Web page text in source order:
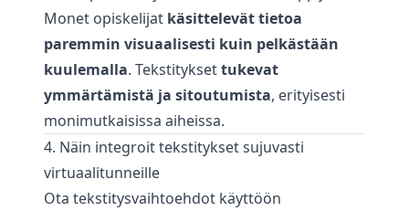
Monet opiskelijat käsittelevät tietoa
paremmin visuaalisesti kuin pelkästään
kuulemalla. Tekstityksettukevat
ymmärtämistä ja sitoutumista, erityisesti
monimutkaisissa aiheissa.
4. Näin integroit tekstitykset sujuvasti
virtuaalitunneille
Ota tekstitysvaihtoehdot käyttöön